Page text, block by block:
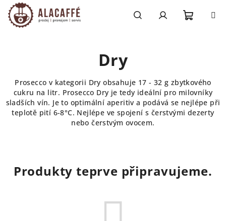
Přejít
na
obsah
Dry
Prosecco v kategorii Dry obsahuje 17 - 32 g zbytkového
cukru na litr. Prosecco Dry je tedy ideální pro milovníky
sladších vín. Je to optimální aperitiv a podává se nejlépe při
teplotě pití 6-8°C. Nejlépe ve spojení s čerstvými dezerty
nebo čerstvým ovocem.
Produkty teprve připravujeme.